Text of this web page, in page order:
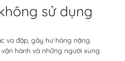
sử dụng
va đập, gây hư hỏng nặng.
hành và những người xung